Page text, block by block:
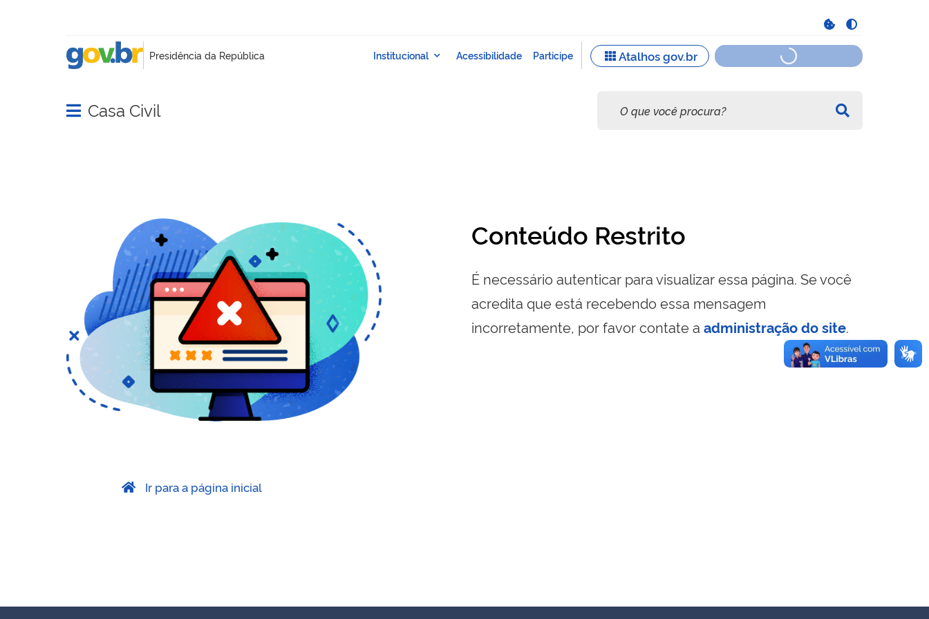
Abrir menu principal de navegação
Casa Civil
Conteúdo Restrito
É necessário autenticar para visualizar essa página. Se você
acredita que está recebendo essa mensagem
incorretamente, por favor contate a administração do site.
Ir para a página inicial